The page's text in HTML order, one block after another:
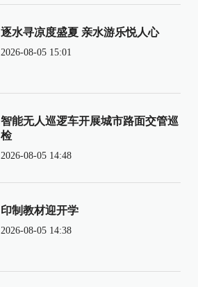
逐水寻凉度盛夏 亲水游乐悦人心
2026-08-05 15:01
智能无人巡逻车开展城市路面交管巡
检
2026-08-05 14:48
印制教材迎开学
2026-08-05 14:38